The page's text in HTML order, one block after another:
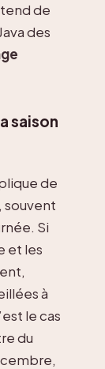
de
des
saison
de
souvent
Si
et les
à
le cas
du